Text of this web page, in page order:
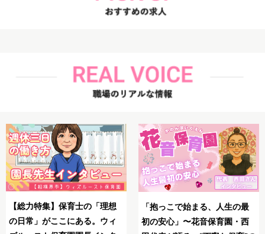
た保育士求人JOBS
る保育士求人JOBSで安全に
職！